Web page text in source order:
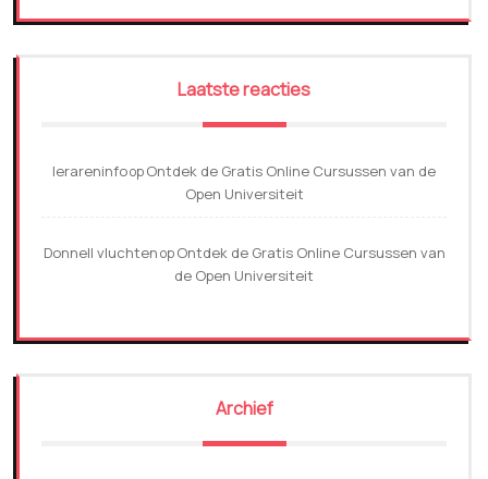
Laatste reacties
lerareninfoopOntdek de Gratis Online Cursussen van de
Open Universiteit
Donnell vluchtenopOntdek de Gratis Online Cursussen van
de Open Universiteit
Archief